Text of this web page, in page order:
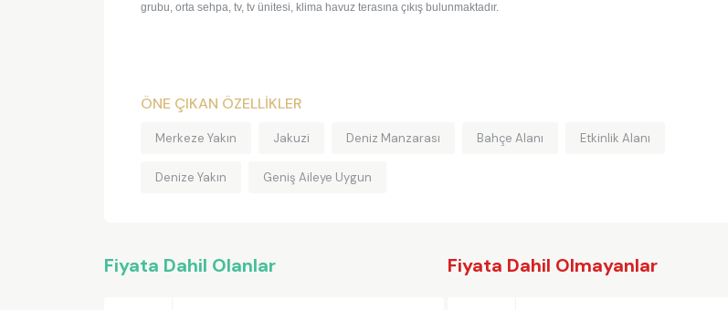
grubu, orta sehpa, tv, tv ünitesi, klima havuz terasına çıkış bulunmaktadır.
ÖNE ÇIKAN ÖZELLİKLER
Merkeze Yakın Jakuzi Deniz Manzarası Bahçe Alanı Etkinlik Alanı
Denize Yakın Geniş Aileye Uygun
Fiyata Dahil Olanlar Fiyata Dahil Olmayanlar